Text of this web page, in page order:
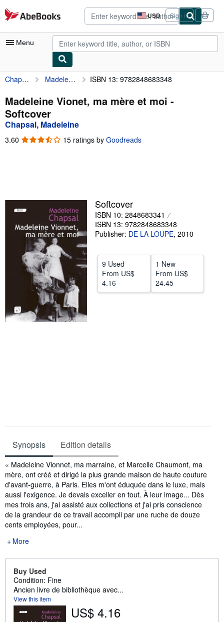
Skip to main content
AbeBooks.com USD
Site
shopping
preferences
Sign in
Menu
My Account
My Purchases
Advanced Search
Sellers
CLOSE
Chapsal, Madeleine Madeleine Vionet, ma mère et moi ISBN 13: 9782848683348
Madeleine Vionet, ma mère et moi -
Softcover
Chapsal, Madeleine
3.60 3.60
15 ratings by Goodreads
Softcover
ISBN 10: 2848683341
ISBN 13: 9782848683348
Publisher: DE LA LOUPE, 2010
9 Used
From US$
4.16
1 New
From US$
24.45
Synopsis Edition details
Synopsis
« Madeleine Vionnet, ma marraine, et Marcelle Chaumont, ma
mère, ont créé et dirigé la plus grande maison de haute couture
d'avant-guerre, à Paris. Elles m'ont éduquée dans le luxe, mais
aussi l'exigence. Je devais exceller en tout. À leur image... Dès
mes trois ans, j'ai assisté aux collections et j'ai pris conscience
de la grandeur de ce travail accompli par une ruche de douze
cents employées, pour...
More
Buy Used
Condition: Fine
Ancien livre de bibliothèque avec...
View this item
US$ 4.16